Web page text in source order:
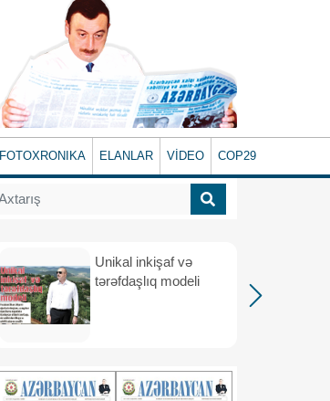
FOTOXRONIKA ELANLAR VİDEO COP29
Unikal inkişaf və
tərəfdaşlıq modeli